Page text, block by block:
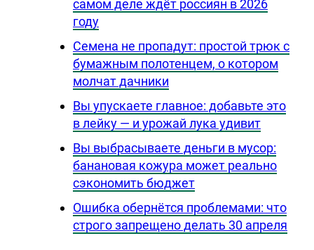
самом деле ждёт россиян в 2026
году
Семена не пропадут: простой трюк с
бумажным полотенцем, о котором
молчат дачники
Вы упускаете главное: добавьте это
в лейку — и урожай лука удивит
Вы выбрасываете деньги в мусор:
банановая кожура может реально
сэкономить бюджет
Ошибка обернётся проблемами: что
строго запрещено делать 30 апреля